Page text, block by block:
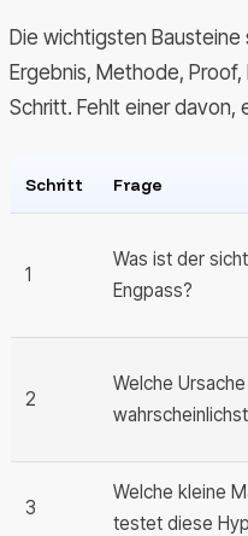
Die wichtigsten Bausteine
Ergebnis, Methode,
Schritt. Fehlt einer davon,
Schritt Frage
1
Was ist der
Engpass?
2
Welche
3
Welche kleine
testet diese